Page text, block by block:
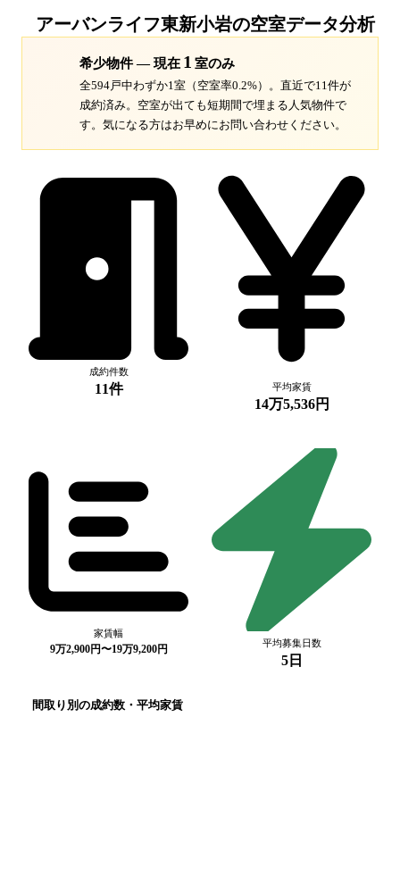
アーバンライフ東新小岩の空室データ分析
希少物件 — 現在 1 室のみ
全594戸中わずか1室（空室率0.2%）。 直近で11件が
成約済み。空室が出ても短期間で埋まる人気物件で
す。 気になる方はお早めにお問い合わせください。
成約件数
11件 平均家賃
14万5,536円
家賃幅
9万2,900円〜19万9,200円
平均募集日数
5日
間取り別の成約数・平均家賃